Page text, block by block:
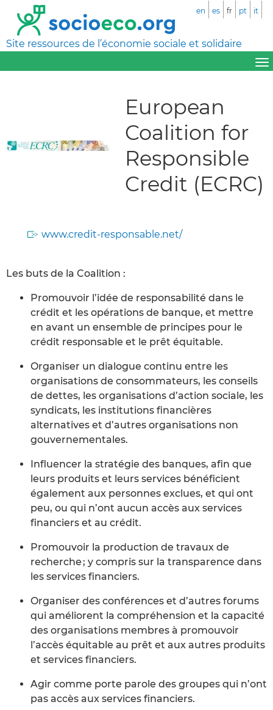
Site ressources de l’économie sociale et solidaire
en es fr pt it
European
Coalition for
Responsible
Credit (ECRC)
www.credit-responsable.net/
Les buts de la Coalition :
Promouvoir l’idée de responsabilité dans le
crédit et les opérations de banque, et mettre
en avant un ensemble de principes pour le
crédit responsable et le prêt équitable.
Organiser un dialogue continu entre les
organisations de consommateurs, les conseils
de dettes, les organisations d’action sociale, les
syndicats, les institutions financières
alternatives et d’autres organisations non
gouvernementales.
Influencer la stratégie des banques, afin que
leurs produits et leurs services bénéficient
également aux personnes exclues, et qui ont
peu, ou qui n’ont aucun accès aux services
financiers et au crédit.
Promouvoir la production de travaux de
recherche ; y compris sur la transparence dans
les services financiers.
Organiser des conférences et d’autres forums
qui améliorent la compréhension et la capacité
des organisations membres à promouvoir
l’accès équitable au prêt et aux autres produits
et services financiers.
Agir comme porte parole des groupes qui n’ont
pas accès aux services financiers.